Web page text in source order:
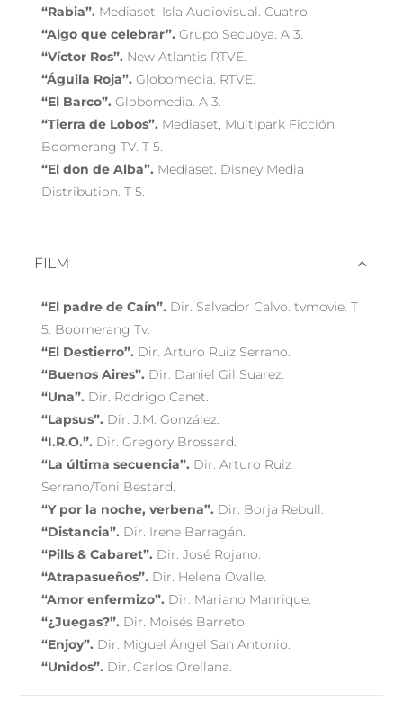
“Rabia”. Mediaset, Isla Audiovisual. Cuatro.
“Algo que celebrar”. Grupo Secuoya. A 3.
“Víctor Ros”. New Atlantis RTVE.
“Águila Roja”. Globomedia. RTVE.
“El Barco”.Globomedia. A 3.
“Tierra de Lobos”. Mediaset, Multipark Ficción,
Boomerang TV. T 5.
“El don de Alba”. Mediaset. Disney Media
Distribution. T 5.
FILM
“El padre de Caín”. Dir. Salvador Calvo. tvmovie. T
5. Boomerang Tv.
“El Destierro”. Dir. Arturo Ruiz Serrano.
“Buenos Aires”. Dir. Daniel Gil Suarez.
“Una”. Dir. Rodrigo Canet.
“Lapsus”. Dir. J.M. González.
“I.R.O.”. Dir. Gregory Brossard.
“La última secuencia”. Dir. Arturo Ruiz
Serrano/Toni Bestard.
“Y por la noche, verbena”. Dir. Borja Rebull.
“Distancia”. Dir. Irene Barragán.
“Pills & Cabaret”. Dir. José Rojano.
“Atrapasueños”. Dir. Helena Ovalle.
“Amor enfermizo”. Dir. Mariano Manrique.
“¿Juegas?”. Dir. Moisés Barreto.
“Enjoy”. Dir. Miguel Ángel San Antonio.
“Unidos”. Dir. Carlos Orellana.